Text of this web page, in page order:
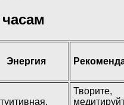
Энергия
Творите,